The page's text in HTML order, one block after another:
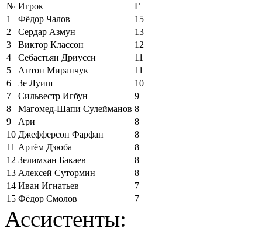
№ Игрок
Г
1
Фёдор Чалов
15
2
Сердар Азмун
13
3
Виктор Классон
12
4
Себастьян Дриусси
11
5
Антон Миранчук
11
6
Зе Луиш
10
7
Сильвестр Игбун
9
8
Магомед-Шапи Сулейманов 8
9
Ари
8
10 Джефферсон Фарфан
8
11 Артём Дзюба
8
12 Зелимхан Бакаев
8
13 Алексей Сутормин
8
14 Иван Игнатьев
7
15 Фёдор Смолов 7
Ассистенты: